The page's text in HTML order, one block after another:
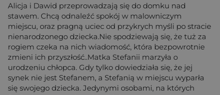
Alicja i Dawid przeprowadzają się do domku nad
stawem. Chcą odnaleźć spokój w malowniczym
miejscu, oraz pragną uciec od przykrych myśli po stracie
nienarodzonego dziecka.Nie spodziewają się, że tuż za
rogiem czeka na nich wiadomość, która bezpowrotnie
zmieni ich przyszłość..Matka Stefanii marzyła o
urodzeniu chłopca. Gdy tylko dowiedziała się, że jej
synek nie jest Stefanem, a Stefanią w miejscu wyparła
się swojego dziecka. Jedynymi osobami, na których